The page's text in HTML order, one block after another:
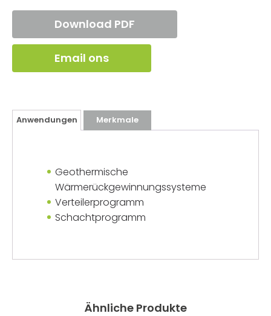
Download PDF
Email ons
Anwendungen Merkmale
Geothermische
Wärmerückgewinnungssysteme
Verteilerprogramm
Schachtprogramm
Ähnliche Produkte